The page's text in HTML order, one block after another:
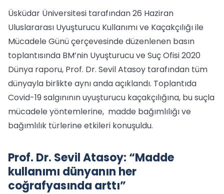
Üsküdar Üniversitesi tarafından 26 Haziran
Uluslararası Uyuşturucu Kullanımı ve Kaçakçılığı ile
Mücadele Günü çerçevesinde düzenlenen basın
toplantısında BM’nin Uyuşturucu ve Suç Ofisi 2020
Dünya raporu, Prof. Dr. Sevil Atasoy tarafından tüm
dünyayla birlikte aynı anda açıklandı. Toplantıda
Covid-19 salgınının uyuşturucu kaçakçılığına, bu suçla
mücadele yöntemlerine, madde bağımlılığı ve
bağımlılık türlerine etkileri konuşuldu.
Prof. Dr. Sevil Atasoy: “Madde
kullanımı dünyanın her
coğrafyasında arttı”